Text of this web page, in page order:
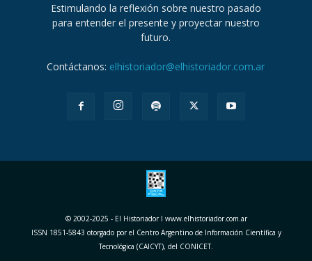
Estimulando la reflexión sobre nuestro pasado
para entender el presente y proyectar nuestro
futuro.
Contáctanos: elhistoriador@elhistoriador.com.ar
© 2002-2025 - El Historiador I www.elhistoriador.com.ar
ISSN 1851-5843 otorgado por el Centro Argentino de Información Científica y
Tecnológica (CAICYT), del CONICET.